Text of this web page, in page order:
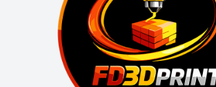
Obrigado por comprar em
Estes termos só se aplicam dentro
Elegibilidade para Reembolsos e